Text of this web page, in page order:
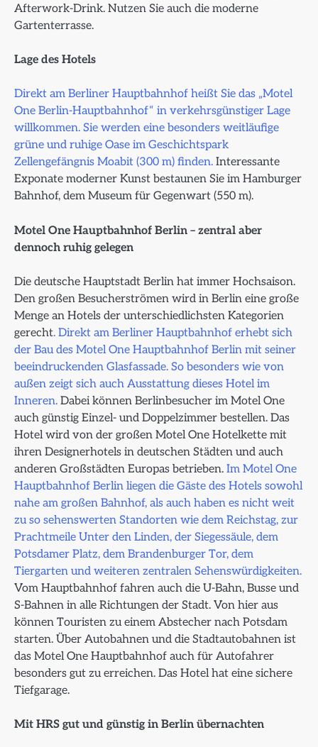
Afterwork-Drink. Nutzen Sie auch die moderne
Gartenterrasse.
Lage des Hotels
Direkt am Berliner Hauptbahnhof heißt Sie das „Motel
One Berlin-Hauptbahnhof“ in verkehrsgünstiger Lage
willkommen. Sie werden eine besonders weitläufige
grüne und ruhige Oase im Geschichtspark
Zellengefängnis Moabit (300 m) finden. Interessante
Exponate moderner Kunst bestaunen Sie im Hamburger
Bahnhof, dem Museum für Gegenwart (550 m).
Motel One Hauptbahnhof Berlin – zentral aber
dennoch ruhig gelegen
Die deutsche Hauptstadt Berlin hat immer Hochsaison.
Den großen Besucherströmen wird in Berlin eine große
Menge an Hotels der unterschiedlichsten Kategorien
gerecht. Direkt am Berliner Hauptbahnhof erhebt sich
der Bau des Motel One Hauptbahnhof Berlin mit seiner
beeindruckenden Glasfassade. So besonders wie von
außen zeigt sich auch Ausstattung dieses Hotel im
Inneren. Dabei können Berlinbesucher im Motel One
auch günstig Einzel- und Doppelzimmer bestellen. Das
Hotel wird von der großen Motel One Hotelkette mit
ihren Designerhotels in deutschen Städten und auch
anderen Großstädten Europas betrieben. Im Motel One
Hauptbahnhof Berlin liegen die Gäste des Hotels sowohl
nahe am großen Bahnhof, als auch haben es nicht weit
zu so sehenswerten Standorten wie dem Reichstag, zur
Prachtmeile Unter den Linden, der Siegessäule, dem
Potsdamer Platz, dem Brandenburger Tor, dem
Tiergarten und weiteren zentralen Sehenswürdigkeiten.
Vom Hauptbahnhof fahren auch die U-Bahn, Busse und
S-Bahnen in alle Richtungen der Stadt. Von hier aus
können Touristen zu einem Abstecher nach Potsdam
starten. Über Autobahnen und die Stadtautobahnen ist
das Motel One Hauptbahnhof auch für Autofahrer
besonders gut zu erreichen. Das Hotel hat eine sichere
Tiefgarage.
Mit HRS gut und günstig in Berlin übernachten